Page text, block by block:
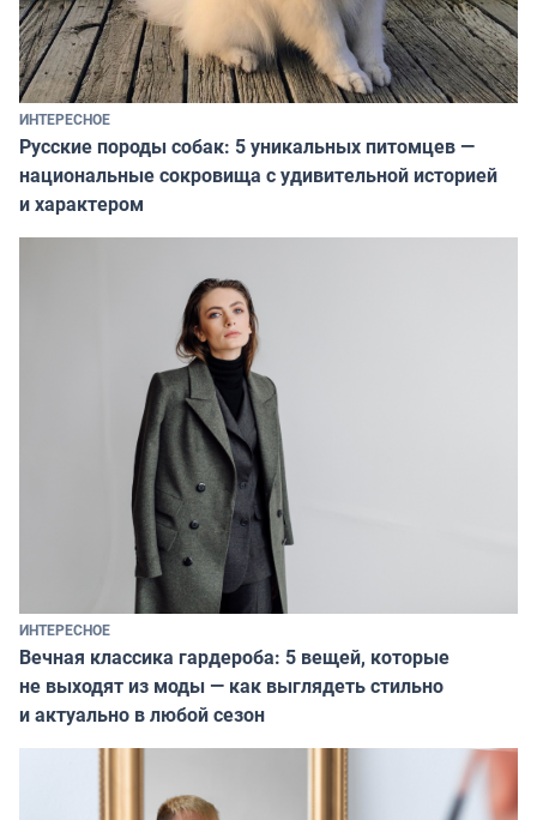
ИНТЕРЕСНОЕ
Русские породы собак: 5 уникальных питомцев —
национальные сокровища с удивительной историей
и характером
ИНТЕРЕСНОЕ
Вечная классика гардероба: 5 вещей, которые
не выходят из моды — как выглядеть стильно
и актуально в любой сезон